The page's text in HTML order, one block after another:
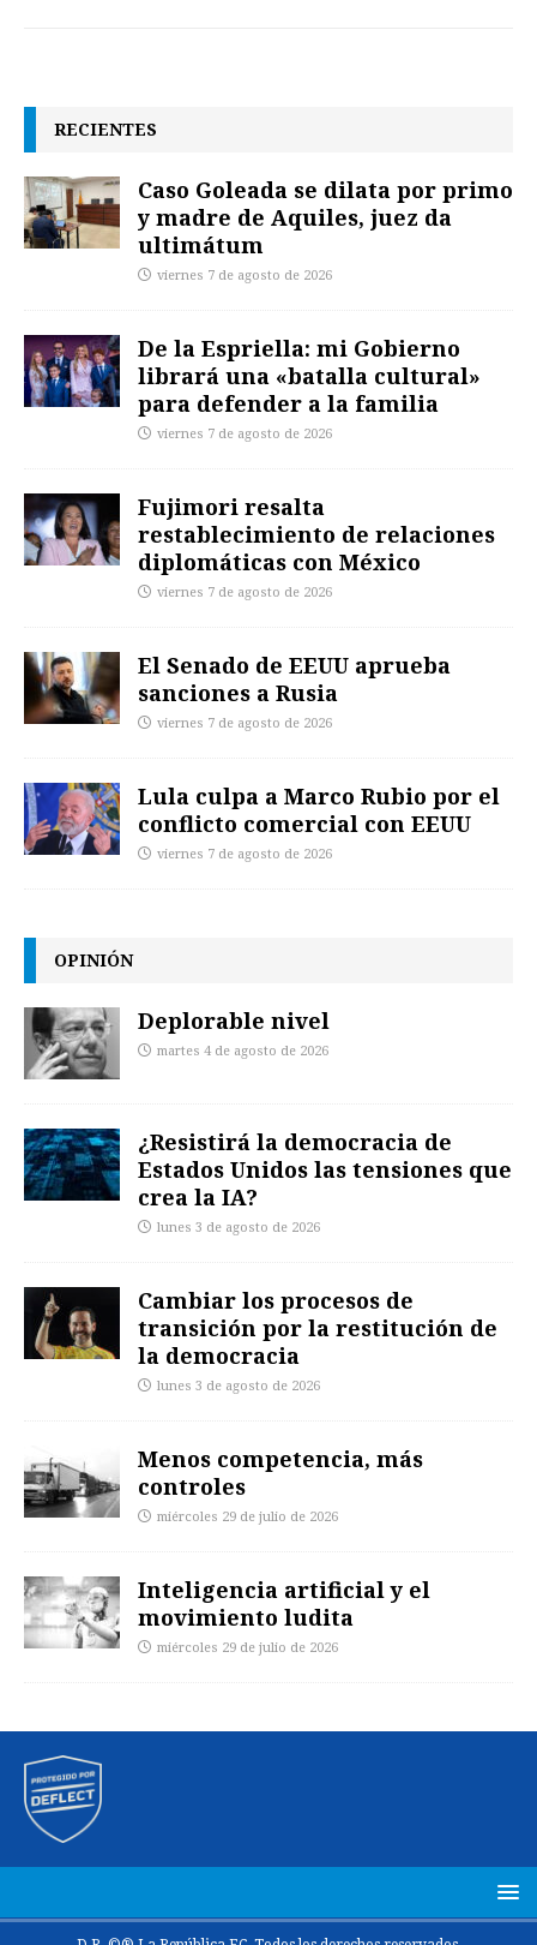
RECIENTES
Caso Goleada se dilata por primo
y madre de Aquiles, juez da
ultimátum
viernes 7 de agosto de 2026
De la Espriella: mi Gobierno
librará una «batalla cultural»
para defender a la familia
viernes 7 de agosto de 2026
Fujimori resalta
restablecimiento de relaciones
diplomáticas con México
viernes 7 de agosto de 2026
El Senado de EEUU aprueba
sanciones a Rusia
viernes 7 de agosto de 2026
Lula culpa a Marco Rubio por el
conflicto comercial con EEUU
viernes 7 de agosto de 2026
OPINIÓN
Deplorable nivel
martes 4 de agosto de 2026
¿Resistirá la democracia de
Estados Unidos las tensiones que
crea la IA?
lunes 3 de agosto de 2026
Cambiar los procesos de
transición por la restitución de
la democracia
lunes 3 de agosto de 2026
Menos competencia, más
controles
miércoles 29 de julio de 2026
Inteligencia artificial y el
movimiento ludita
miércoles 29 de julio de 2026